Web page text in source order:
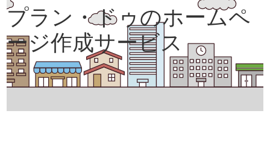
プラン・ドゥのホームペ
ージ作成サービス